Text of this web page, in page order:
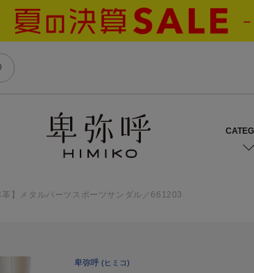
革】メタルパーツスポーツサンダル／661203
卑弥呼 (ヒミコ)